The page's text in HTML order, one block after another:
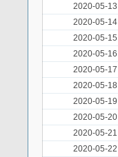
2020-05-13
2020-05-14
2020-05-15
2020-05-16
2020-05-17
2020-05-18
2020-05-19
2020-05-20
2020-05-21
2020-05-22